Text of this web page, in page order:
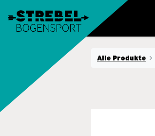
Alle Produkte